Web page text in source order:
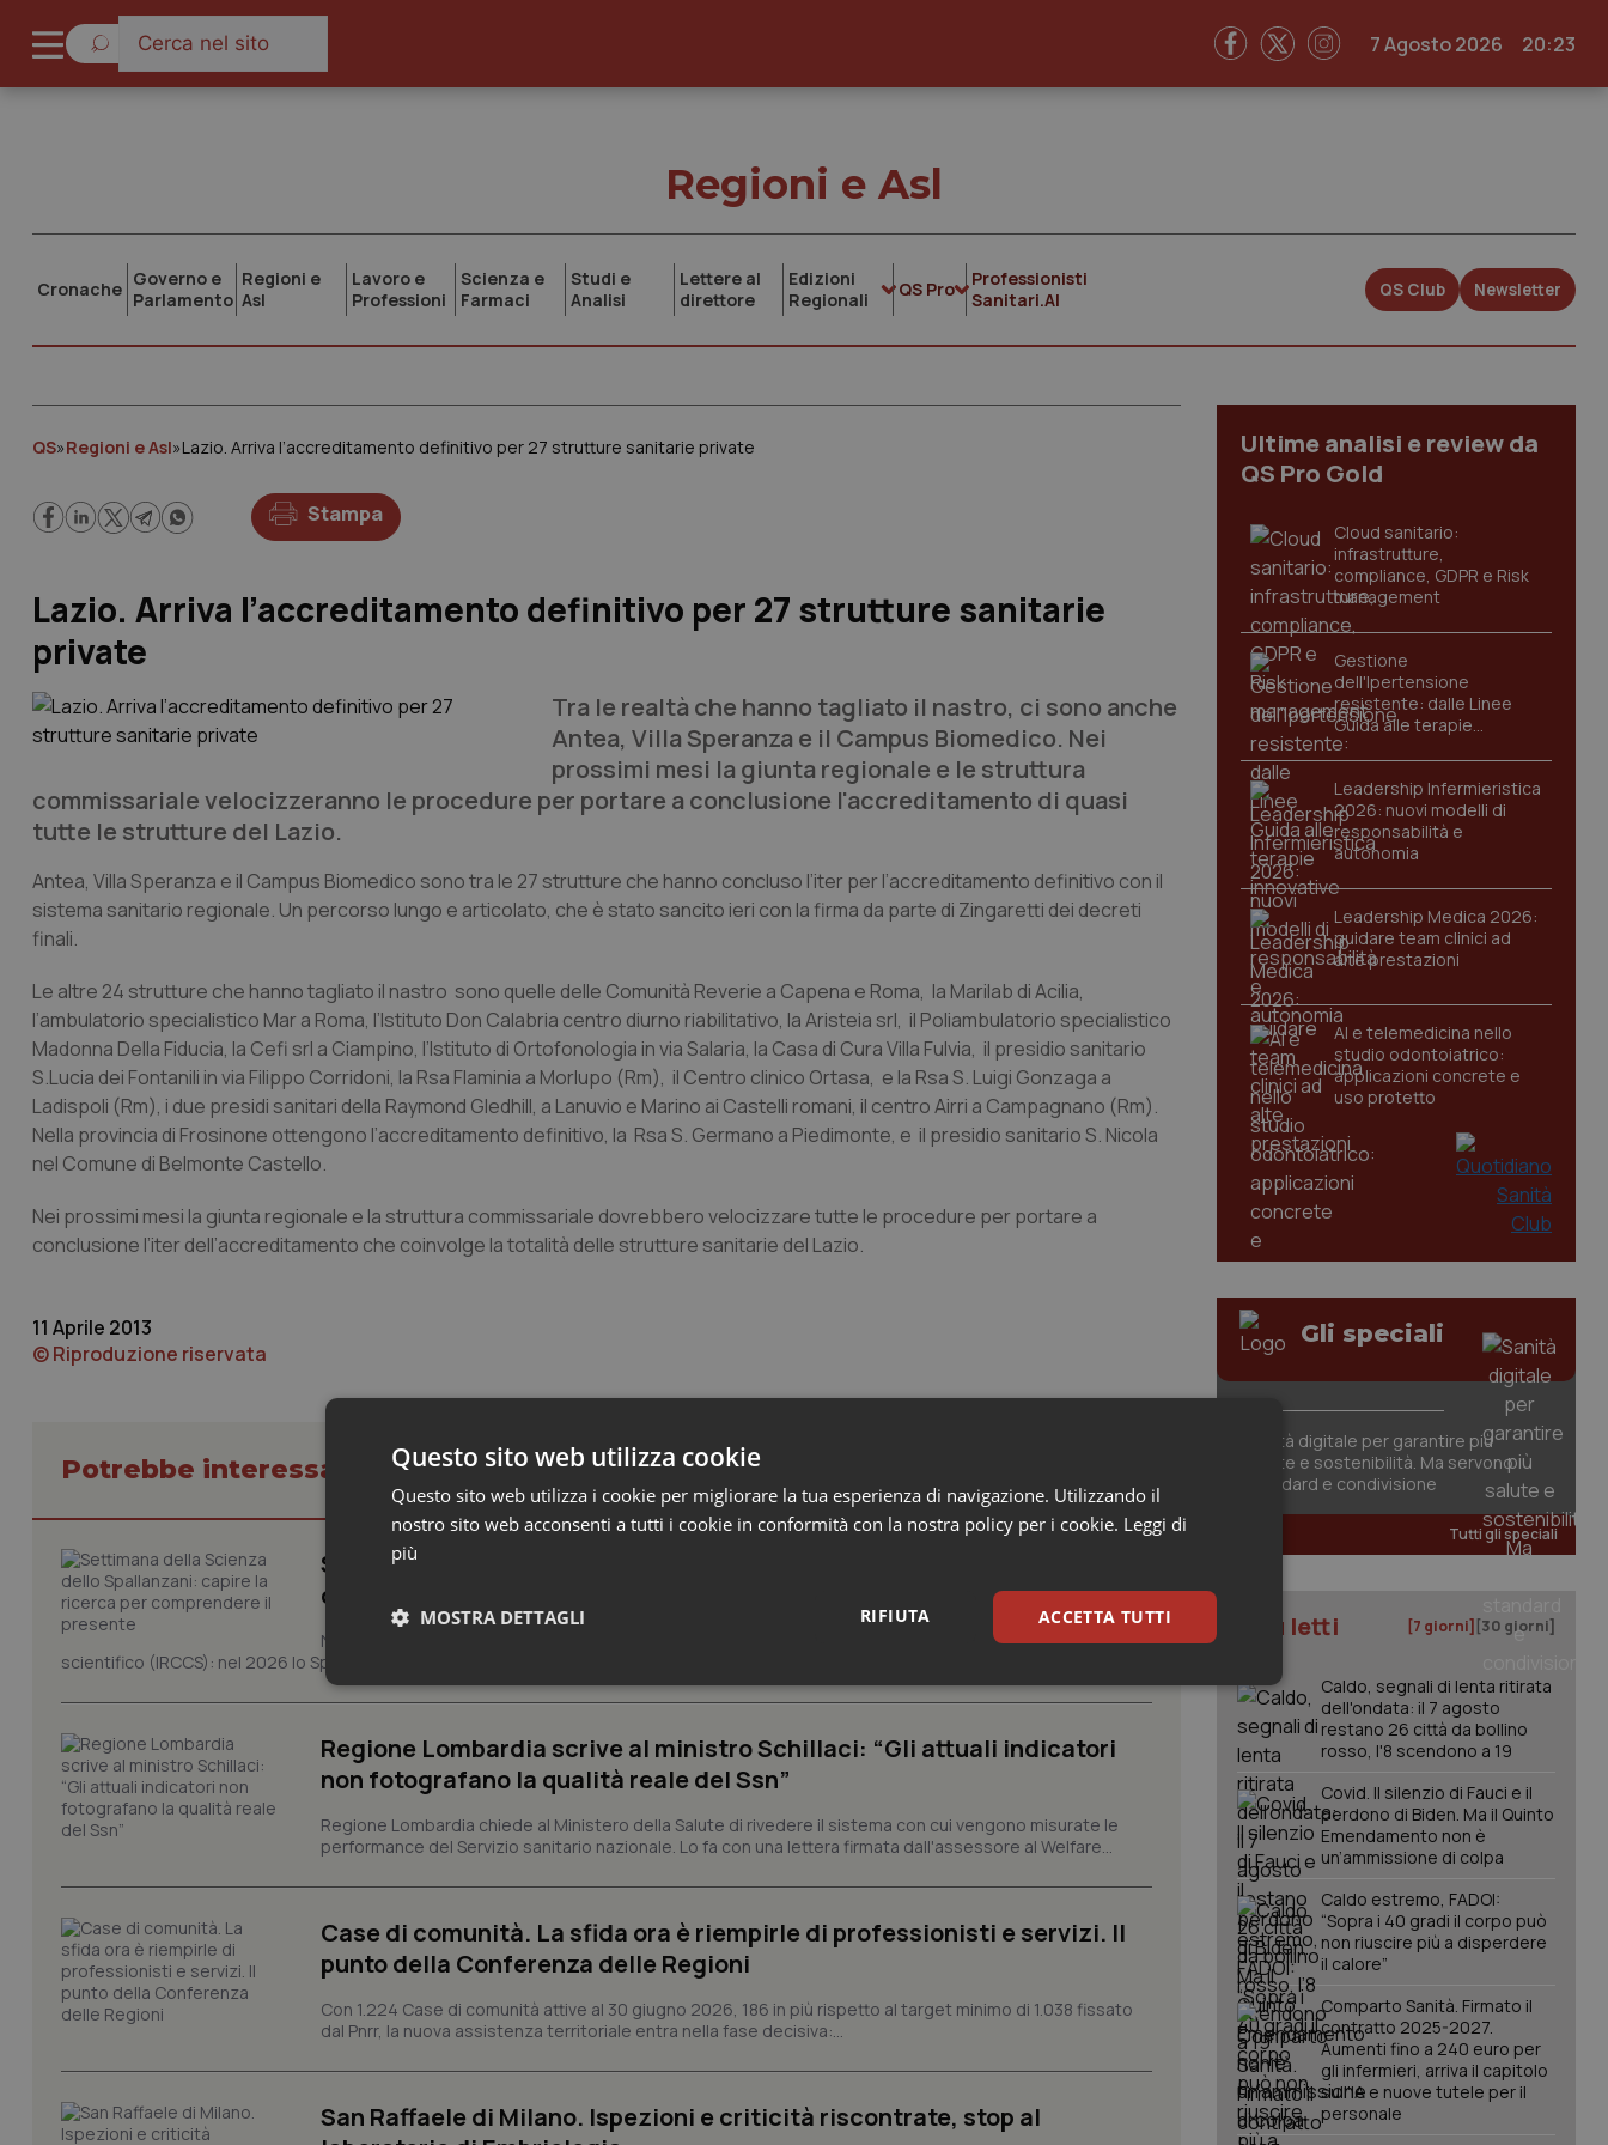
7 Agosto 2026 20:23
Regioni e Asl
Cronache Governo e
Parlamento
Regioni e
Asl
Lavoro e
Professioni
Scienza e
Farmaci
Studi e
Analisi
Lettere al
direttore
Edizioni
Regionali
QS Pro
Professionisti
Sanitari.AI
QS Club Newsletter
QS»Regioni e Asl»Lazio. Arriva l’accreditamento definitivo per 27 strutture sanitarie private
Stampa
Lazio. Arriva l’accreditamento definitivo per 27 strutture sanitarie
private
Tra le realtà che hanno tagliato il nastro, ci sono anche
Antea, Villa Speranza e il Campus Biomedico. Nei
prossimi mesi la giunta regionale e le struttura
commissariale velocizzeranno le procedure per portare a conclusione l'accreditamento di quasi
tutte le strutture del Lazio.
Antea, Villa Speranza e il Campus Biomedico sono tra le 27 strutture che hanno concluso l’iter per l’accreditamento definitivo con il
sistema sanitario regionale. Un percorso lungo e articolato, che è stato sancito ieri con la firma da parte di Zingaretti dei decreti
finali.
Le altre 24 strutture che hanno tagliato il nastro sono quelle delle Comunità Reverie a Capena e Roma, la Marilab di Acilia,
l’ambulatorio specialistico Mar a Roma, l’Istituto Don Calabria centro diurno riabilitativo, la Aristeia srl, il Poliambulatorio specialistico
Madonna Della Fiducia, la Cefi srl a Ciampino, l’Istituto di Ortofonologia in via Salaria, la Casa di Cura Villa Fulvia, il presidio sanitario
S.Lucia dei Fontanili in via Filippo Corridoni, la Rsa Flaminia a Morlupo (Rm), il Centro clinico Ortasa, e la Rsa S. Luigi Gonzaga a
Ladispoli (Rm), i due presidi sanitari della Raymond Gledhill, a Lanuvio e Marino ai Castelli romani, il centro Airri a Campagnano (Rm).
Nella provincia di Frosinone ottengono l’accreditamento definitivo, la Rsa S. Germano a Piedimonte, e il presidio sanitario S. Nicola
nel Comune di Belmonte Castello.
Nei prossimi mesi la giunta regionale e la struttura commissariale dovrebbero velocizzare tutte le procedure per portare a
conclusione l’iter dell’accreditamento che coinvolge la totalità delle strutture sanitarie del Lazio.
11 Aprile 2013
© Riproduzione riservata
Potrebbe interessarti in Regioni e Asl
Settimana della Scienza dello Spallanzani: capire la ricerca per
comprendere il presente
Novant'anni dalla fondazione e trent'anni dal riconoscimento come Istituto di ricovero e cura a carattere
scientifico (IRCCS): nel 2026 lo Spallanzani celebra due ricorrenze che rappresentano l'occasione per riflettere sul...
Regione Lombardia scrive al ministro Schillaci: “Gli attuali indicatori
non fotografano la qualità reale del Ssn”
Regione Lombardia chiede al Ministero della Salute di rivedere il sistema con cui vengono misurate le
performance del Servizio sanitario nazionale. Lo fa con una lettera firmata dall'assessore al Welfare...
Case di comunità. La sfida ora è riempirle di professionisti e servizi. Il
punto della Conferenza delle Regioni
Con 1.224 Case di comunità attive al 30 giugno 2026, 186 in più rispetto al target minimo di 1.038 fissato
dal Pnrr, la nuova assistenza territoriale entra nella fase decisiva:...
San Raffaele di Milano. Ispezioni e criticità riscontrate, stop al
Ultime analisi e review da
QS Pro Gold
Cloud sanitario:
infrastrutture,
compliance, GDPR e Risk
management
Gestione
dell'Ipertensione
resistente: dalle Linee
Guida alle terapie
innovative
Leadership Infermieristica
2026: nuovi modelli di
responsabilità e
autonomia
Leadership Medica 2026:
guidare team clinici ad
alte prestazioni
AI e telemedicina nello
studio odontoiatrico:
applicazioni concrete e
uso protetto
Gli speciali
Sanità digitale per garantire più
salute e sostenibilità. Ma servono
standard e condivisione
Tutti gli speciali
I più letti [7 giorni] [30 giorni]
Caldo, segnali di lenta ritirata
dell'ondata: il 7 agosto
restano 26 città da bollino
rosso, l'8 scendono a 19
Covid. Il silenzio di Fauci e il
perdono di Biden. Ma il Quinto
Emendamento non è
un’ammissione di colpa
Caldo estremo, FADOI:
“Sopra i 40 gradi il corpo può
non riuscire più a disperdere
il calore”
Comparto Sanità. Firmato il
contratto 2025-2027.
Aumenti fino a 240 euro per
gli infermieri, arriva il capitolo
sull'IA e nuove tutele per il
personale
Questo sito web utilizza cookie
Questo sito web utilizza i cookie per migliorare la tua esperienza di navigazione. Utilizzando il
nostro sito web acconsenti a tutti i cookie in conformità con la nostra policy per i cookie. Leggi di
più
ACCETTA TUTTI
RIFIUTA
MOSTRA DETTAGLI
Necessari Statistici Marketing
Necessari Statistici Marketing
e l'accesso alle aree protette del sito. Il sito web non è in grado di funzionare correttamente senza questi cookie.
Nome
Fornitore/Dominio
.youtube.com
settimane
scelte di consenso e privacy dell'utente per la loro
interazione con il sito. Registra i dati sul consenso
preferenze siano onorate nelle sessioni future.
CookieScriptConsent
CookieScript
www.quotidianosanita.it
5 mesi 3
settimane
Questo cookie viene utilizzato dal servizio Cookie-
Script.com per ricordare le preferenze di consenso